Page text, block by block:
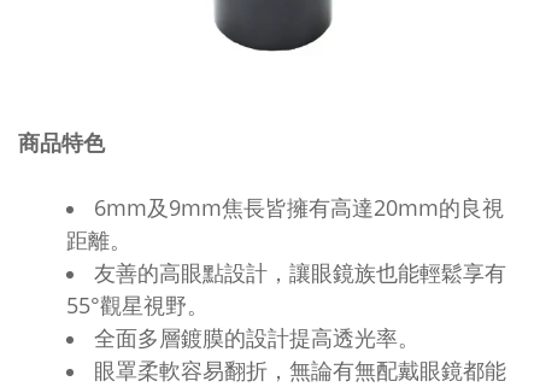
商品特色
6mm及9mm焦長皆擁有高達20mm的良視
距離。
友善的高眼點設計，讓眼鏡族也能輕鬆享有
55°觀星視野。
全面多層鍍膜的設計提高透光率。
眼罩柔軟容易翻折，無論有無配戴眼鏡都能